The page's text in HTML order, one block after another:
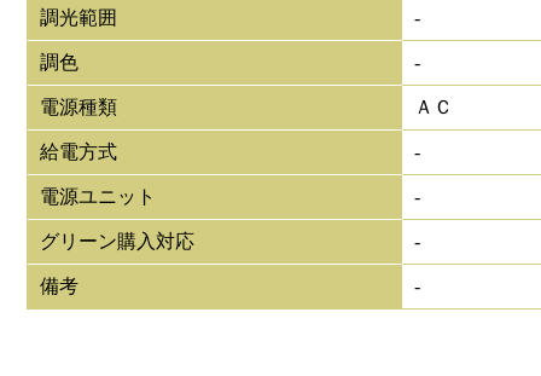
調光範囲 -
調色 -
電源種類 ＡＣ
給電方式 -
電源ユニット -
グリーン購入対応 -
備考 -